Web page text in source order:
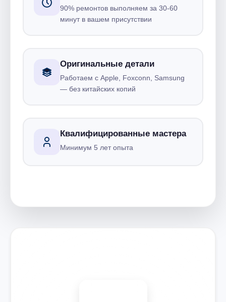
90% ремонтов выполняем за 30-60
минут в вашем присутствии
Оригинальные детали
Работаем с Apple, Foxconn, Samsung
— без китайских копий
Квалифицированные мастера
Минимум 5 лет опыта